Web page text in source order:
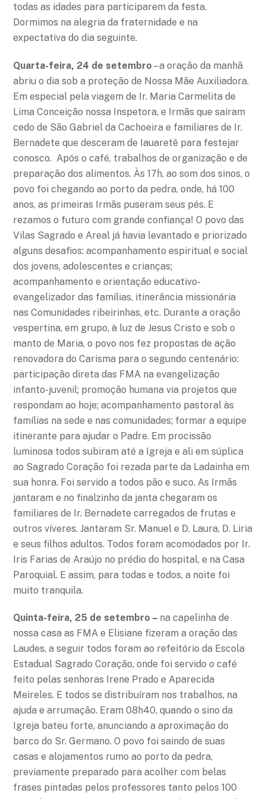
todas as idades para participarem da festa.
Dormimos na alegria da fraternidade e na
expectativa do dia seguinte.
Quarta-feira, 24 de setembro – a oração da manhã
abriu o dia sob a proteção de Nossa Mãe Auxiliadora.
Em especial pela viagem de Ir. Maria Carmelita de
Lima Conceição nossa Inspetora, e Irmãs que saíram
cedo de São Gabriel da Cachoeira e familiares de Ir.
Bernadete que desceram de Iauaretê para festejar
conosco. Após o café, trabalhos de organização e de
preparação dos alimentos. Às 17h, ao som dos sinos, o
povo foi chegando ao porto da pedra, onde, há 100
anos, as primeiras Irmãs puseram seus pés. E
rezamos o futuro com grande confiança! O povo das
Vilas Sagrado e Areal já havia levantado e priorizado
alguns desafios: acompanhamento espiritual e social
dos jovens, adolescentes e crianças;
acompanhamento e orientação educativo-
evangelizador das famílias, itinerância missionária
nas Comunidades ribeirinhas, etc. Durante a oração
vespertina, em grupo, à luz de Jesus Cristo e sob o
manto de Maria, o povo nos fez propostas de ação
renovadora do Carisma para o segundo centenário:
participação direta das FMA na evangelização
infanto-juvenil; promoção humana via projetos que
respondam ao hoje; acompanhamento pastoral às
famílias na sede e nas comunidades; formar a equipe
itinerante para ajudar o Padre. Em procissão
luminosa todos subiram até a Igreja e ali em súplica
ao Sagrado Coração foi rezada parte da Ladainha em
sua honra. Foi servido a todos pão e suco. As Irmãs
jantaram e no finalzinho da janta chegaram os
familiares de Ir. Bernadete carregados de frutas e
outros víveres. Jantaram Sr. Manuel e D. Laura, D. Liria
e seus filhos adultos. Todos foram acomodados por Ir.
Iris Farias de Araújo no prédio do hospital, e na Casa
Paroquial. E assim, para todas e todos, a noite foi
muito tranquila.
Quinta-feira, 25 de setembro – na capelinha de
nossa casa as FMA e Elisiane fizeram a oração das
Laudes, a seguir todos foram ao refeitório da Escola
Estadual Sagrado Coração, onde foi servido o café
feito pelas senhoras Irene Prado e Aparecida
Meireles. E todos se distribuíram nos trabalhos, na
ajuda e arrumação. Eram 08h40, quando o sino da
Igreja bateu forte, anunciando a aproximação do
barco do Sr. Germano. O povo foi saindo de suas
casas e alojamentos rumo ao porto da pedra,
previamente preparado para acolher com belas
frases pintadas pelos professores tanto pelos 100